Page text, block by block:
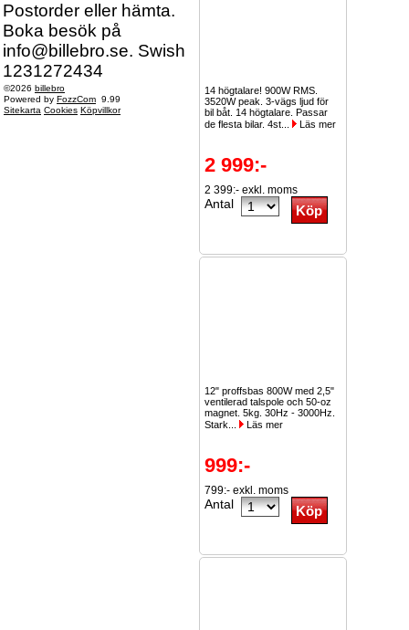
Postorder eller hämta.
Boka besök på
info@billebro.se. Swish
1231272434
©2026 billebro
Powered by FozzCom 9.99
Sitekarta Cookies Köpvillkor
14 högtalare! 900W RMS.
3520W peak. 3-vägs ljud för
bil båt. 14 högtalare. Passar
de flesta bilar. 4st...
Läs mer
2 999:-
2 399:- exkl. moms
Antal
12" proffsbas 800W med 2,5"
ventilerad talspole och 50-oz
magnet. 5kg. 30Hz - 3000Hz.
Stark...
Läs mer
999:-
799:- exkl. moms
Antal